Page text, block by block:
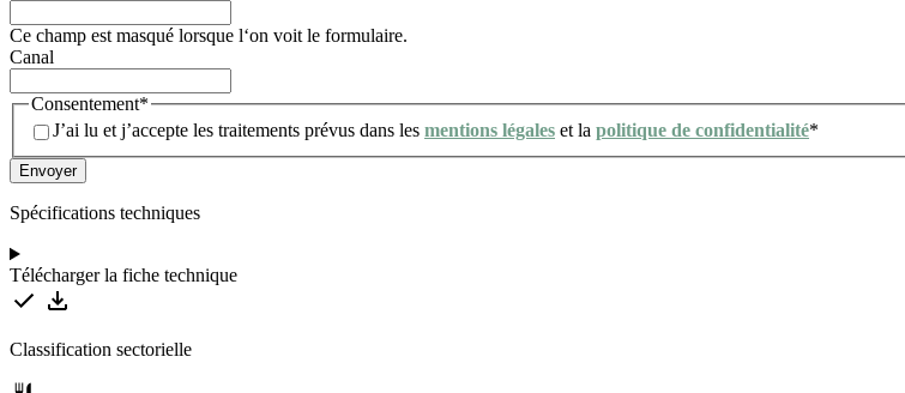
Ce champ est masqué lorsque l‘on voit le formulaire.
Canal
Consentement*
J’ai lu et j’accepte les traitements prévus dans les mentions légales et la politique de confidentialité*
Spécifications techniques
Télécharger la fiche technique
Classification sectorielle